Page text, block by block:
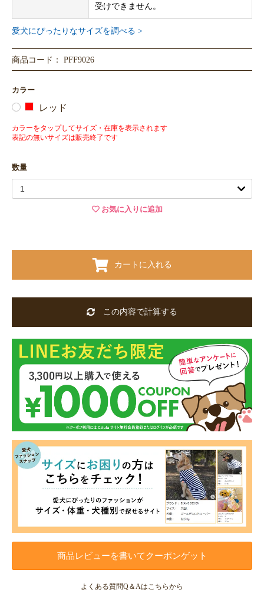
受けできません。
愛犬にぴったりなサイズを調べる >
商品コード： PFF9026
カラー
レッド
カラーをタップしてサイズ・在庫を表示されます
表記の無いサイズは販売終了です
数量
お気に入りに追加
カートに入れる
この内容で計算する
商品レビューを書いてクーポンゲット
よくある質問Q＆Aはこちらから